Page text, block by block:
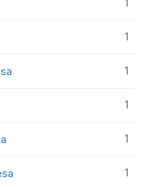
1
1
1
1
1